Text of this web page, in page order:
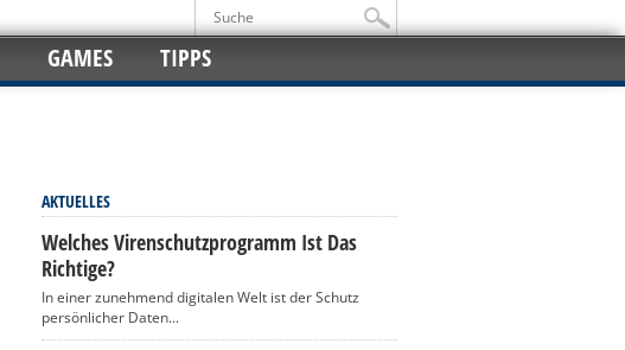
GAMES TIPPS
AKTUELLES
Welches Virenschutzprogramm Ist Das
Richtige?
In einer zunehmend digitalen Welt ist der Schutz
persönlicher Daten...